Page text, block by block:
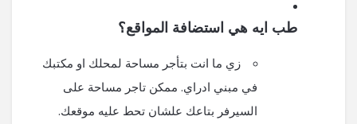
طب ايه هي استضافة المواقع؟
زي ما انت بتأجر مساحة لمحلك او مكتبك
في مبني ادراي. ممكن تاجر مساحة على
السيرفر بتاعك علشان تحط عليه موقعك.